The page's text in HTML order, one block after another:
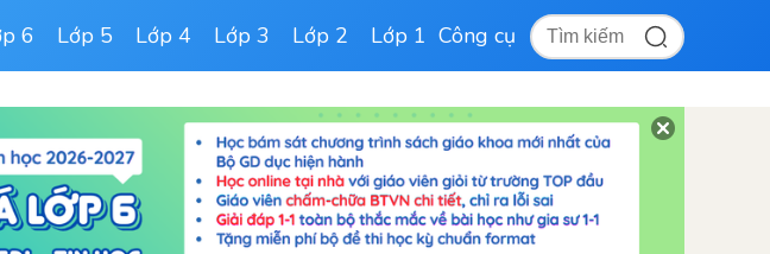
6 Lớp 5 Lớp 4 Lớp 3 Lớp 2 Lớp 1 Công cụ